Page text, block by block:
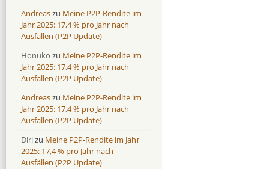
Andreaszu Meine P2P-Rendite im
Jahr 2025: 17,4 % pro Jahr nach
Ausfällen (P2P Update)
Honuko zu Meine P2P-Rendite im
Jahr 2025: 17,4 % pro Jahr nach
Ausfällen (P2P Update)
Andreaszu Meine P2P-Rendite im
Jahr 2025: 17,4 % pro Jahr nach
Ausfällen (P2P Update)
Dirjzu Meine P2P-Rendite im Jahr
2025: 17,4 % pro Jahr nach
Ausfällen (P2P Update)